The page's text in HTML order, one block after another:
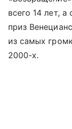
всего 14 лет,
приз
из самых
2000-х.